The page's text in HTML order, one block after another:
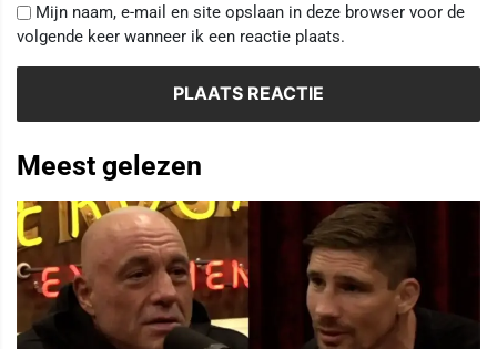
Mijn naam, e-mail en site opslaan in deze browser voor de
volgende keer wanneer ik een reactie plaats.
Meest gelezen